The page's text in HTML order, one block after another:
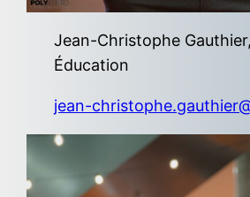
Jean-Christophe
Éducation
jean-